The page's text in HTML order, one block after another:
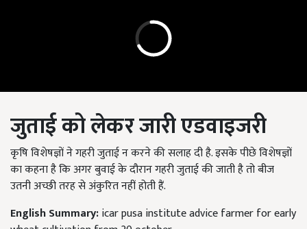
जुताई को लेकर जारी एडवाइजरी
कृषि विशेषज्ञों ने गहरी जुताई न करने की सलाह दी है. इसके पीछे विशेषज्ञों
का कहना है कि अगर बुवाई के दौरान गहरी जुताई की जाती है तो बीज
उतनी अच्छी तरह से अंकुरित नहीं होती हैं.
English Summary:icar pusa institute advice farmer for early